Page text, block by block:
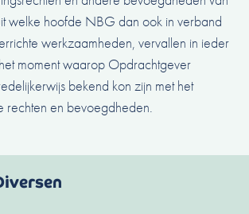
welke hoofde NBG dan ook in verband
werkzaamheden, vervallen in ieder
moment waarop Opdrachtgever
bekend kon zijn met het
rechten en bevoegdheden.